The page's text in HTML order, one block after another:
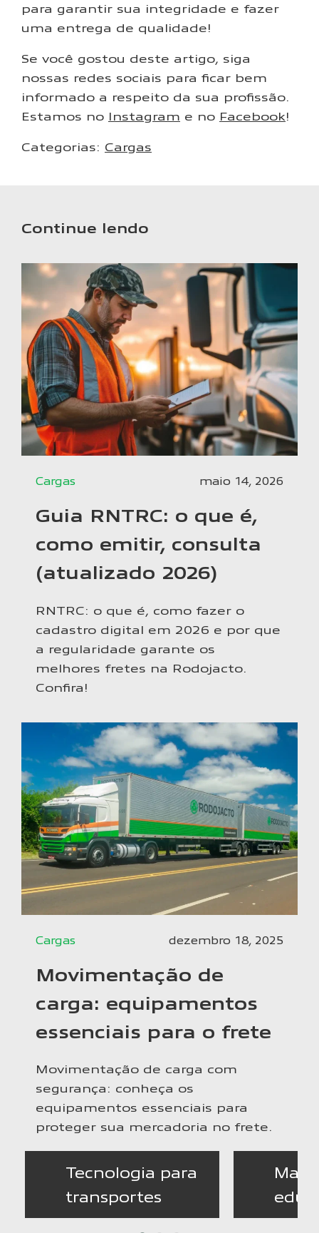
para garantir sua integridade e fazer
uma entrega de qualidade!
Se você gostou deste artigo, siga
nossas redes sociais para ficar bem
informado a respeito da sua profissão.
Estamos no Instagram e no Facebook!
Categorias: Cargas
Continue lendo
Cargas maio 14, 2026
Guia RNTRC: o que é,
como emitir, consulta
(atualizado 2026)
RNTRC: o que é, como fazer o
cadastro digital em 2026 e por que
a regularidade garante os
melhores fretes na Rodojacto.
Confira!
Cargas dezembro 18, 2025
Movimentação de
carga: equipamentos
essenciais para o frete
Movimentação de carga com
segurança: conheça os
equipamentos essenciais para
proteger sua mercadoria no frete.
Tecnologia para
transportes